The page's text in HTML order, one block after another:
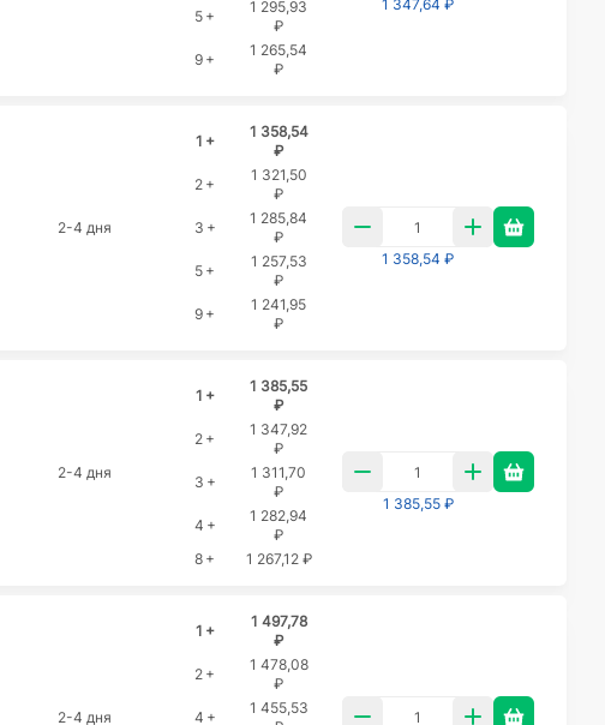
5 +
1 295,93
₽
9 +
1 265,54
₽
1 347,64 ₽
2-4 дня
1 +
1 358,54
₽
2 +
1 321,50
₽
3 +
1 285,84
₽
5 +
1 257,53
₽
9 +
1 241,95
₽
1 358,54 ₽
2-4 дня
1 +
1 385,55
₽
2 +
1 347,92
₽
3 +
1 311,70
₽
4 +
1 282,94
₽
8 +
1 267,12 ₽
1 385,55 ₽
2-4 дня
1 +
1 497,78
₽
2 +
1 478,08
₽
4 +
1 455,53